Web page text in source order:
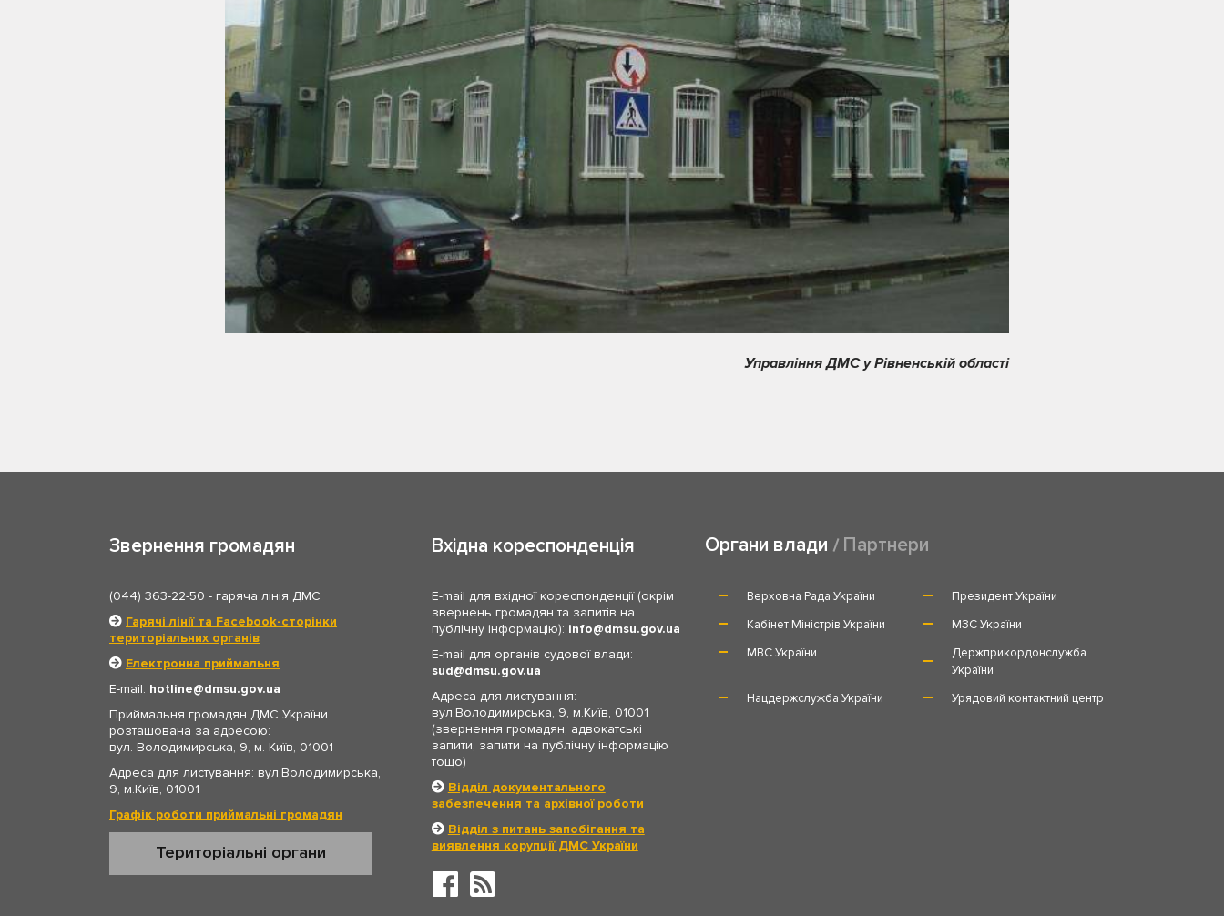
Управління ДМС у Рівненській області
Звернення громадян
(044) 363-22-50 - гаряча лінія ДМС
Гарячі лінії та Facebook-сторінки
територіальних органів
Електронна приймальня
E-mail: hotline
dmsu.gov.ua
Приймальня громадян ДМС України
розташована за адресою:
вул. Володимирська, 9, м. Київ, 01001
Адреса для листування: вул.Володимирська,
9, м.Київ, 01001
Графік роботи приймальні громадян
Територіальні органи
Вхідна кореспонденція
E-mail для вхідної кореспонденції (окрім
звернень громадян та запитів на
публічну інформацію): info
dmsu.gov.ua
E-mail для органів судової влади:
sud
dmsu.gov.ua
Адреса для листування:
вул.Володимирська, 9, м.Київ, 01001
(звернення громадян, адвокатські
запити, запити на публічну інформацію
тощо)
Відділ документального
забезпечення та архівної роботи
Відділ з питань запобігання та
виявлення корупції ДМС України
Органи влади Партнери
Верховна Рада України
Президент України
Кабінет Міністрів України
МЗС України
МВС України
Держприкордонслужба
України
Нацдержслужба України
Урядовий контактний центр